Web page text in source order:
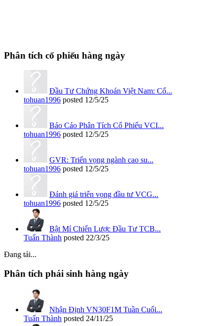
Phân tích cổ phiếu hàng ngày
Đầu Tư Chứng Khoán Việt Nam: Cổ...
tohuan1996 posted 12/5/25
Báo Cáo Phân Tích Cổ Phiếu VCI...
tohuan1996 posted 12/5/25
GVR: Triển vọng ngành cao su...
tohuan1996 posted 12/5/25
Đánh giá triển vọng đầu tư VCG...
tohuan1996 posted 12/5/25
Bật Mí Chiến Lược Đầu Tư TCB...
Tuấn Thành posted 22/3/25
Đang tải...
Phân tích phái sinh hàng ngày
Nhận Định VN30F1M Tuần Cuối...
Tuấn Thành posted 24/11/25